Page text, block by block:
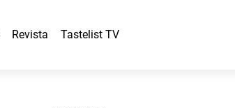
Revista Tastelist TV